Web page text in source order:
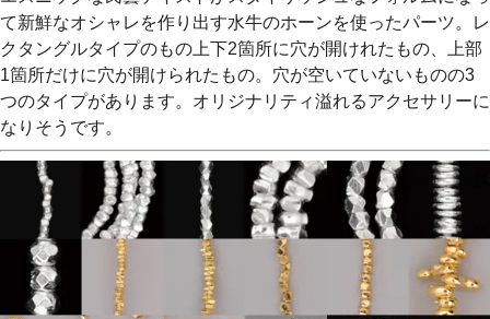
て新鮮なオシャレを作り出す水牛のホーンを使ったパーツ。レ
クタングルタイプのもの上下2箇所に穴が開けれたもの、上部
1箇所だけに穴が開けられたもの。穴が空いていないものの3
つのタイプがあります。オリジナリティ溢れるアクセサリーに
なりそうです。